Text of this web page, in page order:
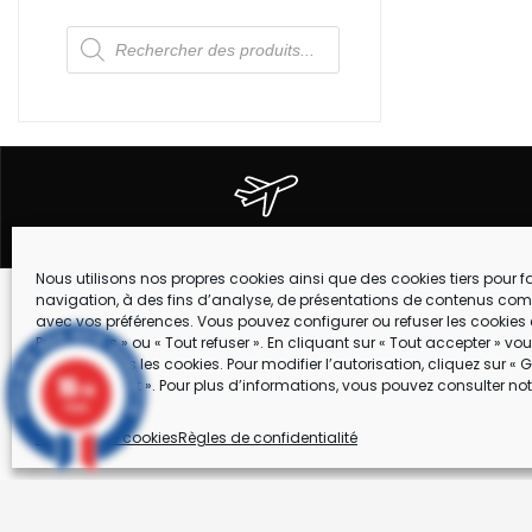
Nous utilisons nos propres cookies ainsi que des cookies tiers pour
navigation, à des fins d’analyse, de présentations de contenus
avec vos préférences. Vous pouvez configurer ou refuser les
Préférences » ou « Tout refuser ». En cliquant sur « Tout accepter »
accepter tous les cookies. Pour modifier l’autorisation, cliquez sur «
consentement ». Pour plus d’informations, vous pouvez consulter
Politique de cookiesRègles de confidentialité
Recherche
de
produits
Suivez-nous ! MARQUES
CONTACT
10/10
4 avis